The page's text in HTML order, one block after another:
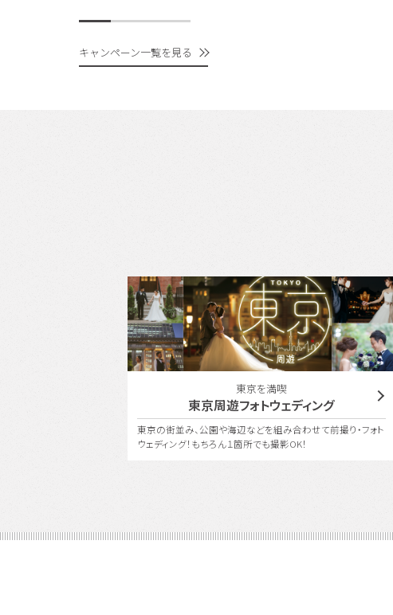
キャンペーン一覧を見る
東京を満喫
東京周遊フォトウェディング
東京の街並み、公園や海辺などを組み合わせて前撮り・フォト
ウェディング！もちろん１箇所でも撮影OK！